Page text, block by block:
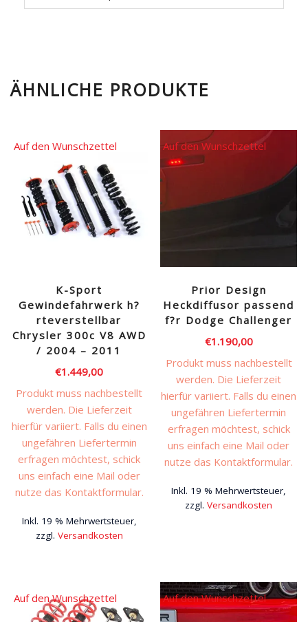
ÄHNLICHE PRODUKTE
K-Sport
Gewindefahrwerk h?
rteverstellbar
Chrysler 300c V8 AWD
/ 2004 – 2011
€1.449,00
Produkt muss nachbestellt
werden. Die Lieferzeit
hierfür variiert. Falls du einen
ungefähren Liefertermin
erfragen möchtest, schick
uns einfach eine Mail oder
nutze das Kontaktformular.
Inkl. 19 % Mehrwertsteuer,
zzgl. Versandkosten
Auf den Wunschzettel
Prior Design
Heckdiffusor passend
f?r Dodge Challenger
€1.190,00
Produkt muss nachbestellt
werden. Die Lieferzeit
hierfür variiert. Falls du einen
ungefähren Liefertermin
erfragen möchtest, schick
uns einfach eine Mail oder
nutze das Kontaktformular.
Inkl. 19 % Mehrwertsteuer,
zzgl.Versandkosten
Auf den Wunschzettel
Auf den Wunschzettel Auf den Wunschzettel